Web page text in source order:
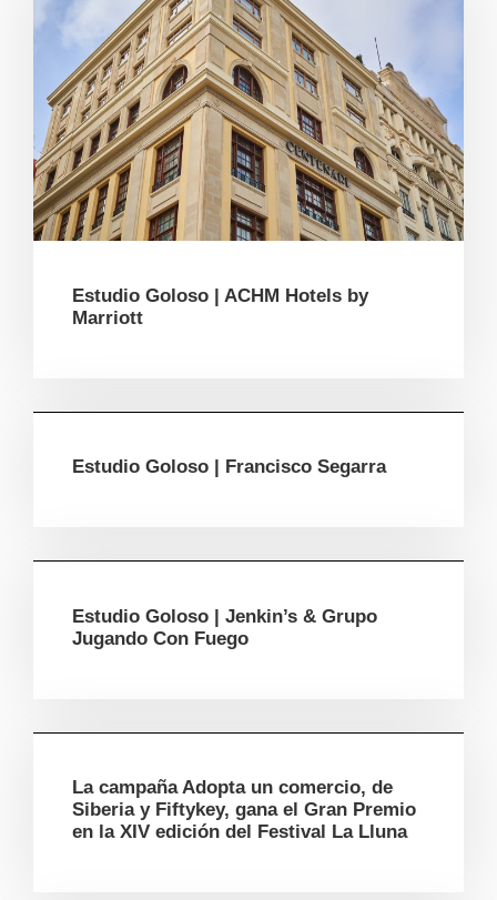
Estudio Goloso | ACHM Hotels by
Marriott
Estudio Goloso | Francisco Segarra
Estudio Goloso | Jenkin’s & Grupo
Jugando Con Fuego
La campaña Adopta un comercio, de
Siberia y Fiftykey, gana el Gran Premio
en la XIV edición del Festival La Lluna